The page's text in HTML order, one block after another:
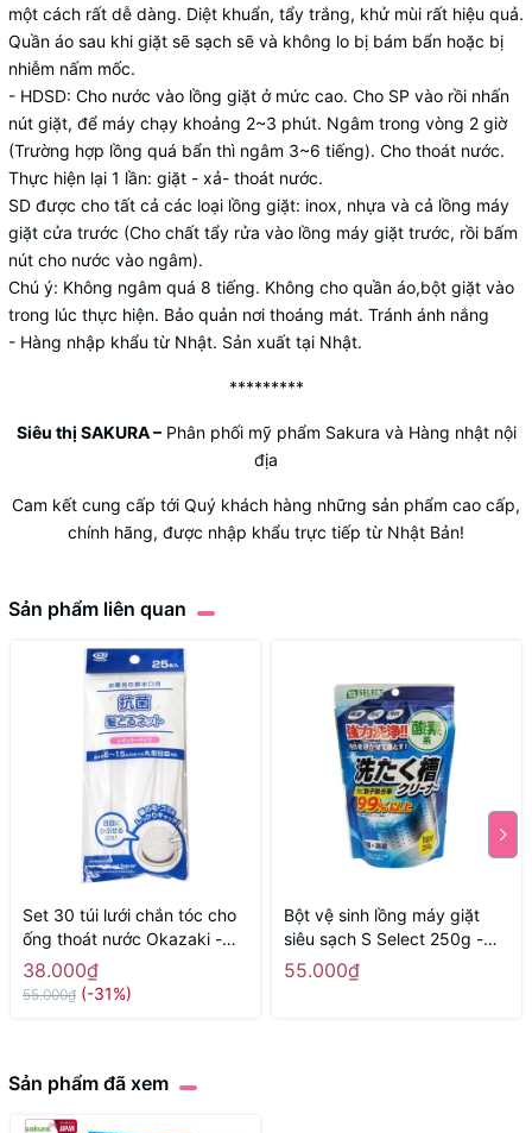
một cách rất dễ dàng. Diệt khuẩn, tẩy trắng, khử mùi rất hiệu quả.
Quần áo sau khi giặt sẽ sạch sẽ và không lo bị bám bẩn hoặc bị
nhiễm nấm mốc.
- HDSD: Cho nước vào lồng giặt ở mức cao. Cho SP vào rồi nhấn
nút giặt, để máy chạy khoảng 2~3 phút. Ngâm trong vòng 2 giờ
(Trường hợp lồng quá bẩn thì ngâm 3~6 tiếng). Cho thoát nước.
Thực hiện lại 1 lần: giặt - xả- thoát nước.
SD được cho tất cả các loại lồng giặt: inox, nhựa và cả lồng máy
giặt cửa trước (Cho chất tẩy rửa vào lồng máy giặt trước, rồi bấm
nút cho nước vào ngâm).
Chú ý: Không ngâm quá 8 tiếng. Không cho quần áo,bột giặt vào
trong lúc thực hiện. Bảo quản nơi thoáng mát. Tránh ánh nắng
- Hàng nhập khẩu từ Nhật. Sản xuất tại Nhật.
*********
Siêu thị SAKURA –Phân phối mỹ phẩm Sakura và Hàng nhật nội
địa
Cam kết cung cấp tới Quý khách hàng những sản phẩm cao cấp,
chính hãng, được nhập khẩu trực tiếp từ Nhật Bản!
Sản phẩm liên quan
Set 30 túi lưới chắn tóc cho
ống thoát nước Okazaki -
Hàng Nhật nội địa
38.000₫
55.000₫ (-31%)
Bột vệ sinh lồng máy giặt
siêu sạch S Select 250g -
Hàng Nhật nội địa
55.000₫
Sản phẩm đã xem